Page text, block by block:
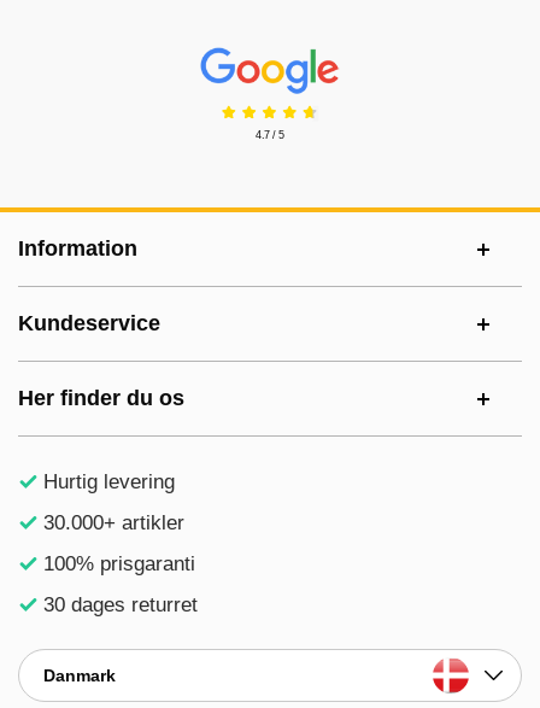
Prisjakt Anmeldelser: 4.7 Stjerne
4.7 / 5
Information
Kundeservice
Her finder du os
Hurtig levering
30.000+ artikler
100% prisgaranti
30 dages returret
Danmark